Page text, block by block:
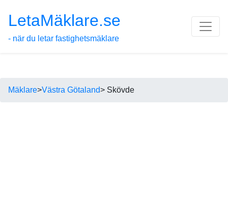
LetaMäklare.se
- när du letar fastighetsmäklare
Mäklare>Västra Götaland> Skövde